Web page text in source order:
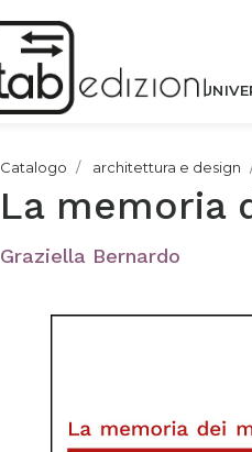
Catalogo architettura e design
La memoria
Graziella Bernardo